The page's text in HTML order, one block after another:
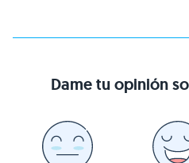
Dame tu opinión